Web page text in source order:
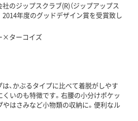
のジップスクラブ(R)（ジップアップス
2014年度のグッドデザイン賞を受賞致し
×ターコイズ
は、かぶるタイプに比べて着脱がしやす
くいのも特徴です。右腰の小分けポケッ
やはさみなど小物類の収納に。便利なル